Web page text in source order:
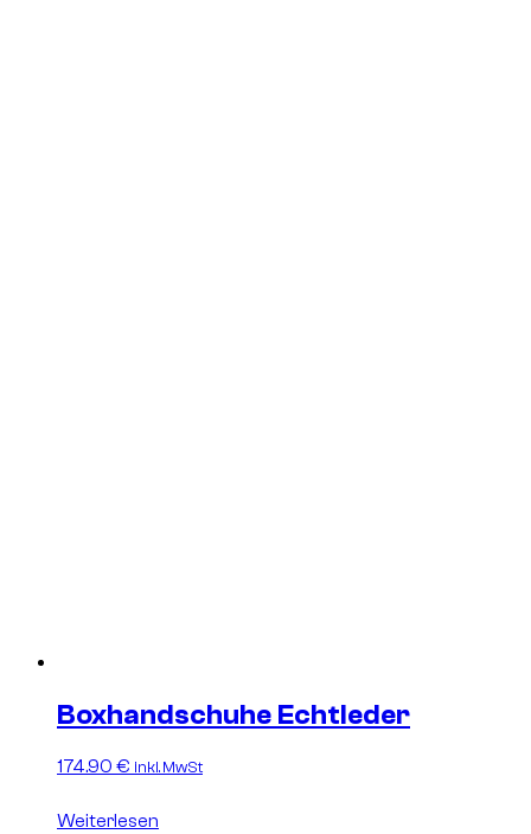
Boxhandschuhe Echtleder
174.90 € inkl. MwSt
Weiterlesen